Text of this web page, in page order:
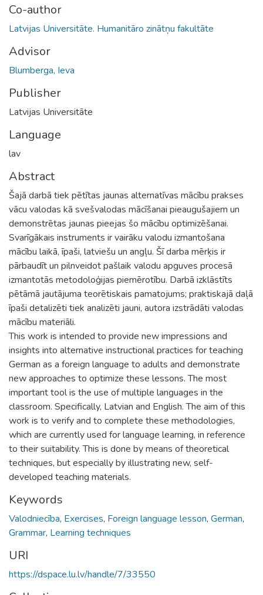
Co-author
Latvijas Universitāte. Humanitāro zinātņu fakultāte
Advisor
Blumberga, Ieva
Publisher
Latvijas Universitāte
Language
lav
Abstract
Šajā darbā tiek pētītas jaunas alternatīvas mācību prakses
vācu valodas kā svešvalodas mācīšanai pieaugušajiem un
demonstrētas jaunas pieejas šo mācību optimizēšanai.
Svarīgākais instruments ir vairāku valodu izmantošana
mācību laikā, īpaši, latviešu un angļu. Šī darba mērķis ir
pārbaudīt un pilnveidot pašlaik valodu apguves procesā
izmantotās metodoloģijas piemērotību. Darbā izklāstīts
pētāmā jautājuma teorētiskais pamatojums; praktiskajā daļā
īpaši detalizēti tiek analizēti jauni, autora izstrādāti valodas
mācību materiāli.
This work is intended to provide new impressions and
insights into alternative instructional practices for teaching
German as a foreign language to adults and demonstrate
new approaches to optimize these lessons. The most
important tool is the use of multiple languages in the
classroom. Specifically, Latvian and English. The aim of this
work is to verify and to complete these methodologies,
which are currently used for language learning, in reference
to their suitability. This is done by means of theoretical
techniques, but especially by illustrating new, self-
developed teaching materials.
Keywords
Valodniecība, Exercises, Foreign language lesson, German,
Grammar, Learning techniques
URI
https://dspace.lu.lv/handle/7/33550